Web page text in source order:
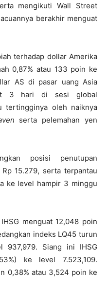
mengikuti Wall Street
berakhir menguat
terhadap dollar Amerika
0,87% atau 133 poin ke
AS di pasar uang Asia
3 hari di sesi global
tertingginya oleh naiknya
serta pelemahan yen
posisi penutupan
15.279, serta terpantau
ke level hampir 3 minggu
menguat 12,048 poin
indeks LQ45 turun
937,979. Siang ini IHSG
ke level 7.523,109.
0,38% atau 3,524 poin ke